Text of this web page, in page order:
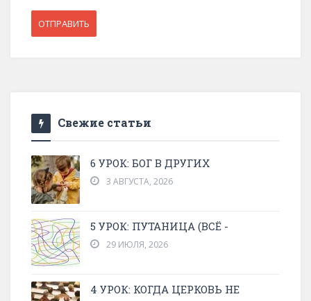
Свежие статьи
6 УРОК: БОГ В ДРУГИХ
3 АВГУСТА, 2026
5 УРОК: ПУТАНИЦА (ВСЁ -
29 ИЮЛЯ, 2026
4 УРОК: КОГДА ЦЕРКОВЬ НЕ